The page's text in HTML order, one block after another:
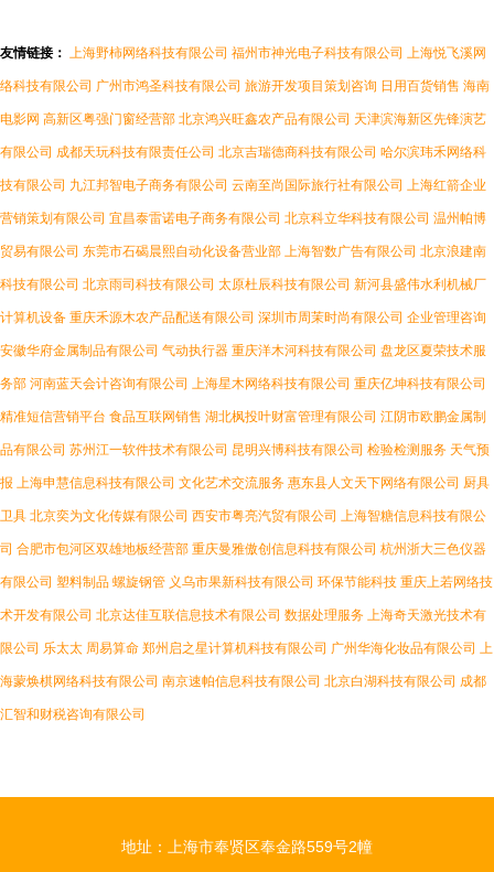
友情链接： 上海野柿网络科技有限公司 福州市神光电子科技有限公司 上海悦飞溪网
络科技有限公司 广州市鸿圣科技有限公司 旅游开发项目策划咨询 日用百货销售 海南
电影网 高新区粤强门窗经营部 北京鸿兴旺鑫农产品有限公司 天津滨海新区先锋演艺
有限公司 成都天玩科技有限责任公司 北京吉瑞德商科技有限公司 哈尔滨玮禾网络科
技有限公司 九江邦智电子商务有限公司 云南至尚国际旅行社有限公司 上海红箭企业
营销策划有限公司 宜昌泰雷诺电子商务有限公司 北京科立华科技有限公司 温州帕博
贸易有限公司 东莞市石碣晨熙自动化设备营业部 上海智数广告有限公司 北京浪建南
科技有限公司 北京雨司科技有限公司 太原杜辰科技有限公司 新河县盛伟水利机械厂
计算机设备 重庆禾源木农产品配送有限公司 深圳市周茉时尚有限公司 企业管理咨询
安徽华府金属制品有限公司 气动执行器 重庆洋木河科技有限公司 盘龙区夏荣技术服
务部 河南蓝天会计咨询有限公司 上海星木网络科技有限公司 重庆亿坤科技有限公司
精准短信营销平台 食品互联网销售 湖北枫投叶财富管理有限公司 江阴市欧鹏金属制
品有限公司 苏州江一软件技术有限公司 昆明兴博科技有限公司 检验检测服务 天气预
报 上海申慧信息科技有限公司 文化艺术交流服务 惠东县人文天下网络有限公司 厨具
卫具 北京奕为文化传媒有限公司 西安市粤亮汽贸有限公司 上海智糖信息科技有限公
司 合肥市包河区双雄地板经营部 重庆曼雅傲创信息科技有限公司 杭州浙大三色仪器
有限公司 塑料制品 螺旋钢管 义乌市果新科技有限公司 环保节能科技 重庆上若网络技
术开发有限公司 北京达佳互联信息技术有限公司 数据处理服务 上海奇天激光技术有
限公司 乐太太 周易算命 郑州启之星计算机科技有限公司 广州华海化妆品有限公司 上
海蒙焕棋网络科技有限公司 南京速帕信息科技有限公司 北京白湖科技有限公司 成都
汇智和财税咨询有限公司
地址：上海市奉贤区奉金路559号2幢